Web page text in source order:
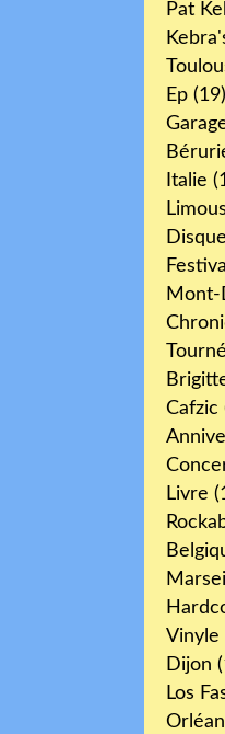
Pat
Ep (19)
Italie
Disque
Festival
Mont-
Cafzic
Livre
Vinyle
Dijon
Los